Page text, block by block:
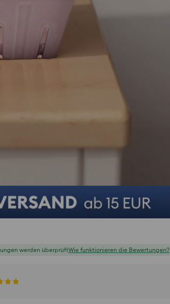
werden überprüftWie funktionieren die Bewertungen?